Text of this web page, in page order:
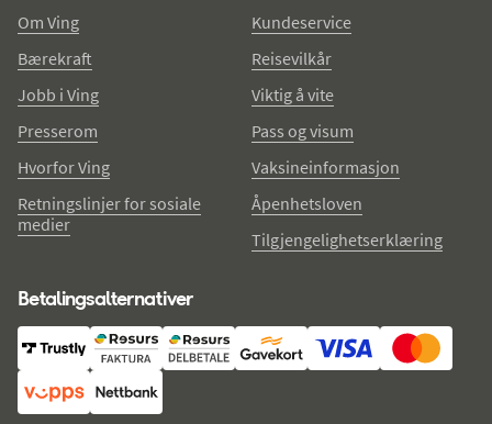
Om Ving
Bærekraft
Jobb i Ving
Presserom
Hvorfor Ving
Retningslinjer for sosiale
medier
Kundeservice
Reisevilkår
Viktig å vite
Pass og visum
Vaksineinformasjon
Åpenhetsloven
Tilgjengelighetserklæring
Betalingsalternativer